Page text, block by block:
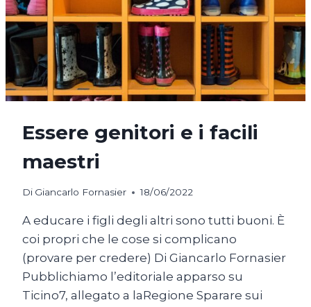
Essere genitori e i facili
maestri
Di Giancarlo Fornasier 18/06/2022
A educare i figli degli altri sono tutti buoni. È
coi propri che le cose si complicano
(provare per credere) Di Giancarlo Fornasier
Pubblichiamo l’editoriale apparso su
Ticino7, allegato a laRegione Sparare sui